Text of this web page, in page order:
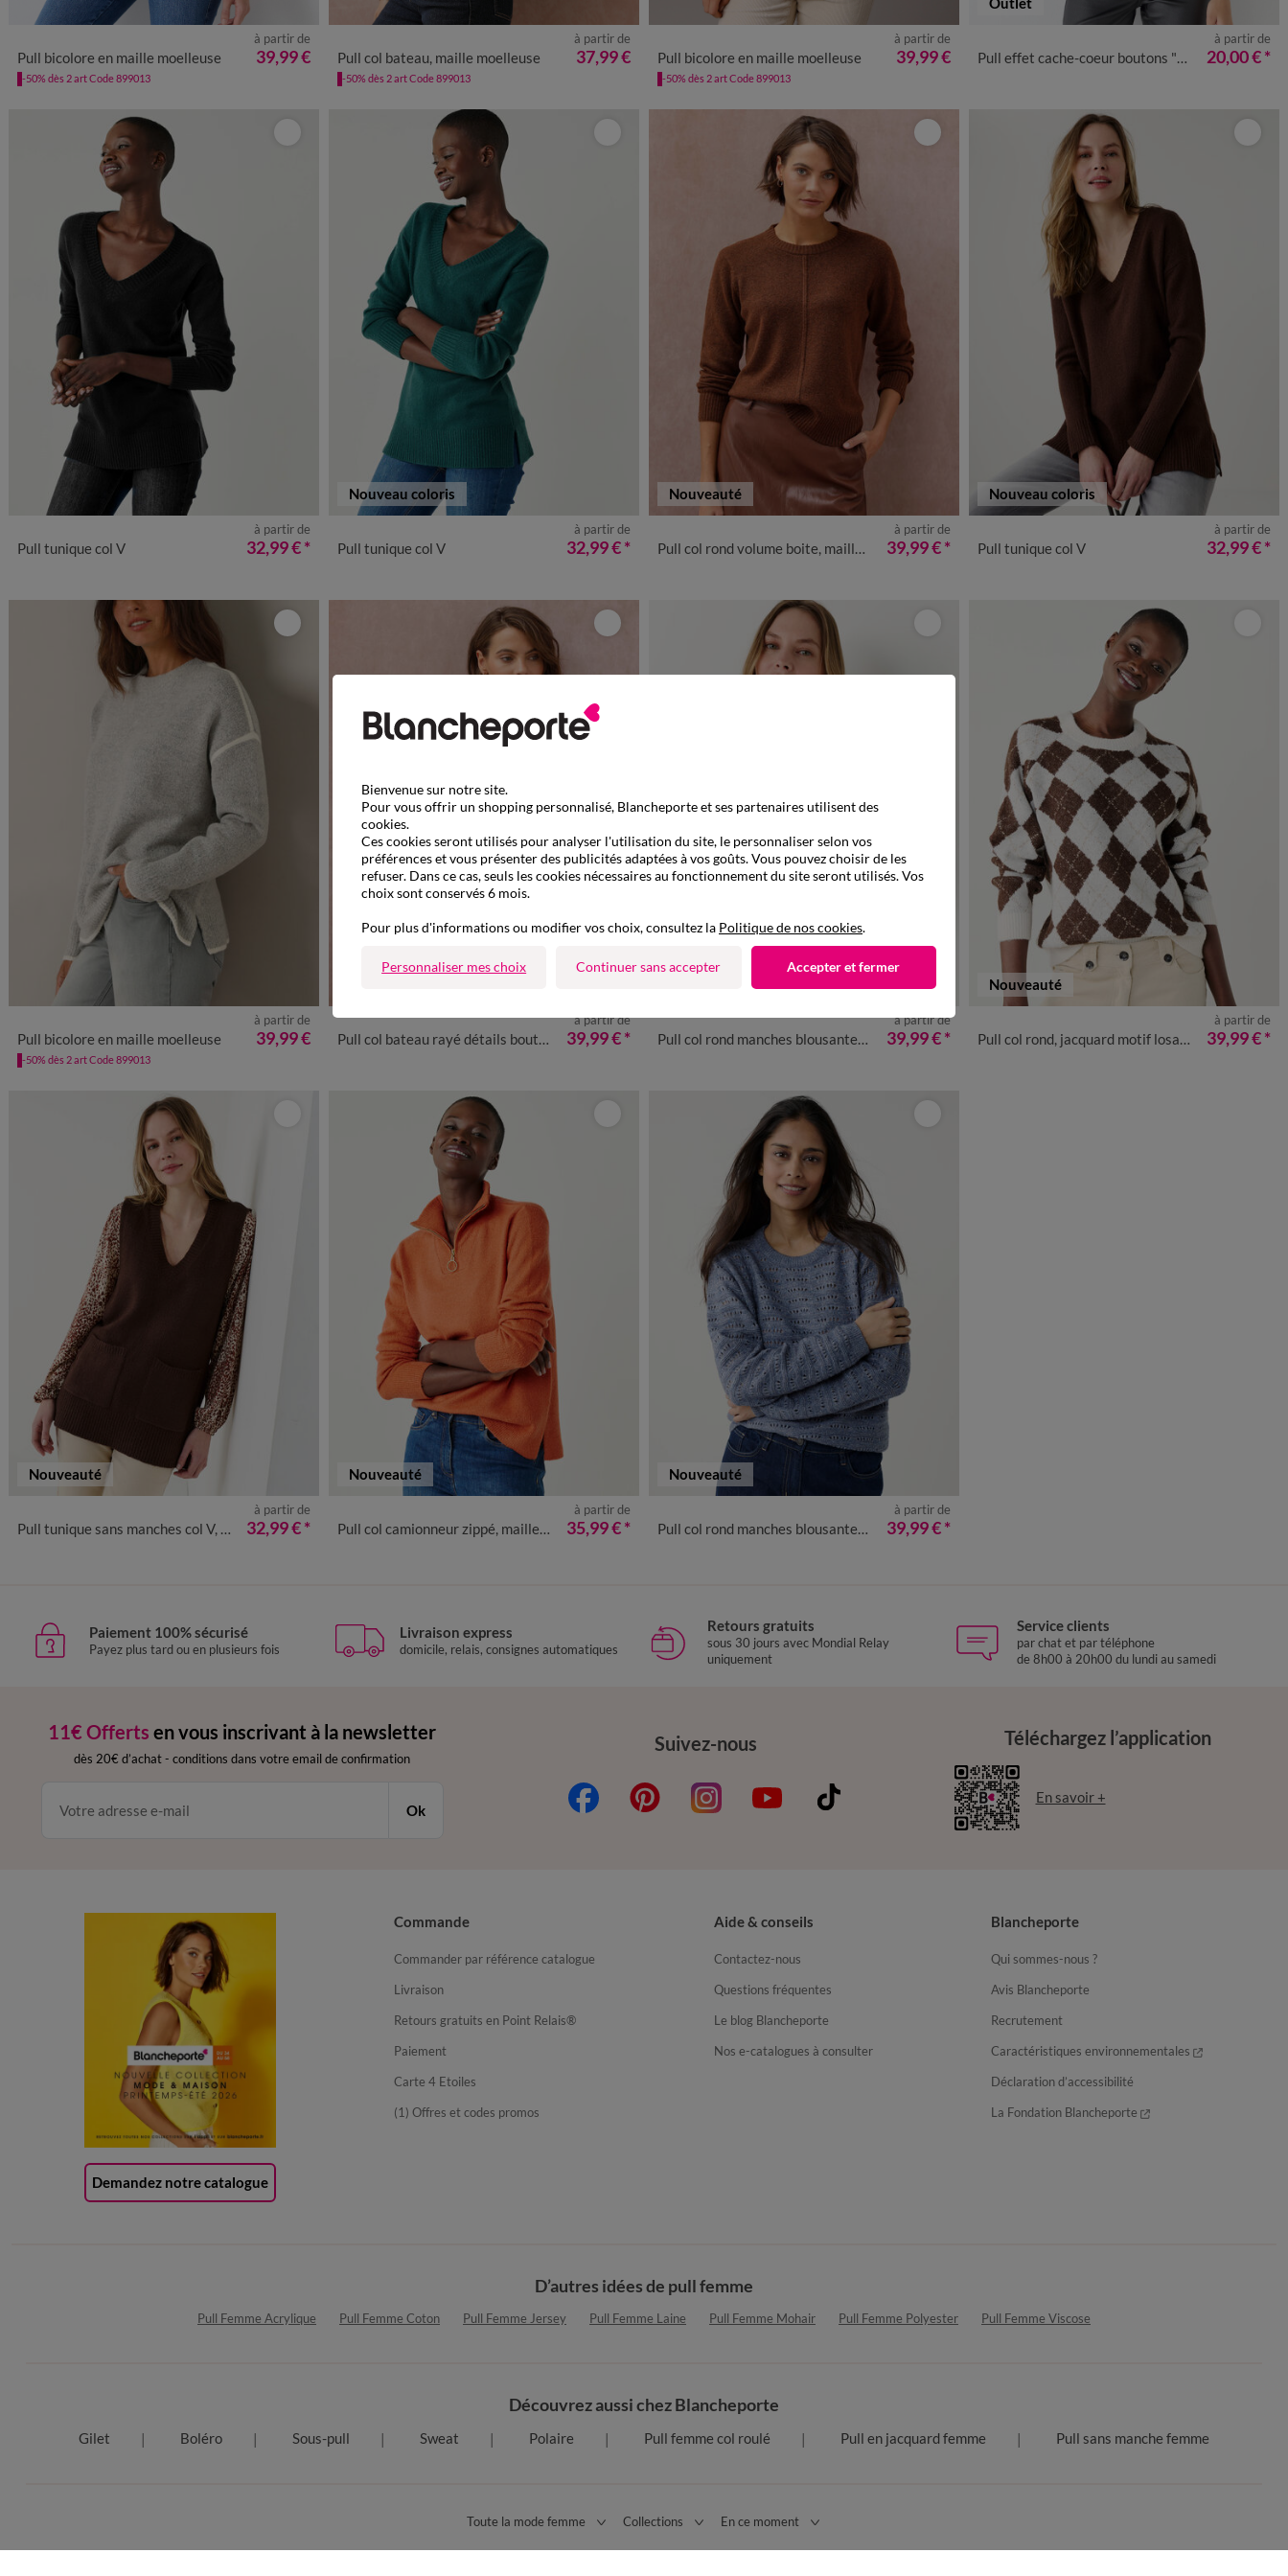
54 56
Pull bicolore en maille moelleuse
à partir de
39,99 €
-50% dès 2 art Code 899013
52 54
Pull col bateau, maille moelleuse
à partir de
37,99 €
-50% dès 2 art Code 899013
54 56
Pull bicolore en maille moelleuse
à partir de
39,99 €
-50% dès 2 art Code 899013
52 54
Pull effet cache-coeur boutons "bijou"
à partir de
20,00 €*
54 56
Pull tunique col V
à partir de
32,99 €*
Nouveau coloris
54 56
Pull tunique col V
à partir de
32,99 €*
Nouveauté
52 54
Pull col rond volume boite, maille moelleuse en laine mélangée
à partir de
39,99 €*
Nouveau coloris
54 56
Pull tunique col V
à partir de
32,99 €*
54 56
Pull bicolore en maille moelleuse
à partir de
39,99 €
-50% dès 2 art Code 899013
52 54
Pull col bateau rayé détails boutonnés, maille moelleuse
à partir de
39,99 €*
52 54
Pull col rond manches blousantes, maille ajourée fantaisie
à partir de
39,99 €*
Nouveauté
52 54
Pull col rond, jacquard motif losanges
à partir de
39,99 €*
Nouveauté
54 56
Pull tunique sans manches col V, maille moelleuse
à partir de
32,99 €*
Nouveauté
52 54
Pull col camionneur zippé, maille moelleuse
à partir de
35,99 €*
Nouveauté
52 54
Pull col rond manches blousantes, maille ajourée fantaisie
à partir de
39,99 €*
Paiement 100% sécurisé
Payez plus tard ou en plusieurs fois
Livraison express
domicile, relais, consignes automatiques
Retours gratuits
sous 30 jours avec Mondial Relay
uniquement
Service clients
par chat et par téléphone
de 8h00 à 20h00 du lundi au samedi
11€ Offerts en vous inscrivant à la newsletter
dès 20€ d’achat - conditions dans votre email de confirmation
Ok
Suivez-nous Téléchargez l’application
En savoir +
Demandez notre catalogue
Commande
Commander par référence catalogue
Livraison
Retours gratuits en Point Relais®
Paiement
Carte 4 Etoiles
(1) Offres et codes promos
Aide & conseils
Contactez-nous
Questions fréquentes
Le blog Blancheporte
Nos e-catalogues à consulter
Blancheporte
Qui sommes-nous ?
Avis Blancheporte
Recrutement
Caractéristiques environnementales
Déclaration d’accessibilité
La Fondation Blancheporte
D’autres idées de pull femme
Pull Femme Acrylique Pull Femme Coton Pull Femme Jersey Pull Femme Laine Pull Femme Mohair Pull Femme Polyester Pull Femme Viscose
Découvrez aussi chez Blancheporte
Gilet Boléro Sous-pull Sweat Polaire Pull femme col roulé Pull en jacquard femme Pull sans manche femme
Toute la mode femme Collections En ce moment
Bienvenue sur notre site.
Pour vous offrir un shopping personnalisé, Blancheporte et ses partenaires utilisent des
cookies.
Ces cookies seront utilisés pour analyser l'utilisation du site, le personnaliser selon vos
préférences et vous présenter des publicités adaptées à vos goûts. Vous pouvez choisir de les
refuser. Dans ce cas, seuls les cookies nécessaires au fonctionnement du site seront utilisés. Vos
choix sont conservés 6 mois.
Pour plus d'informations ou modifier vos choix, consultez la Politique de nos cookies.
Personnaliser mes choix Continuer sans accepter Accepter et fermer